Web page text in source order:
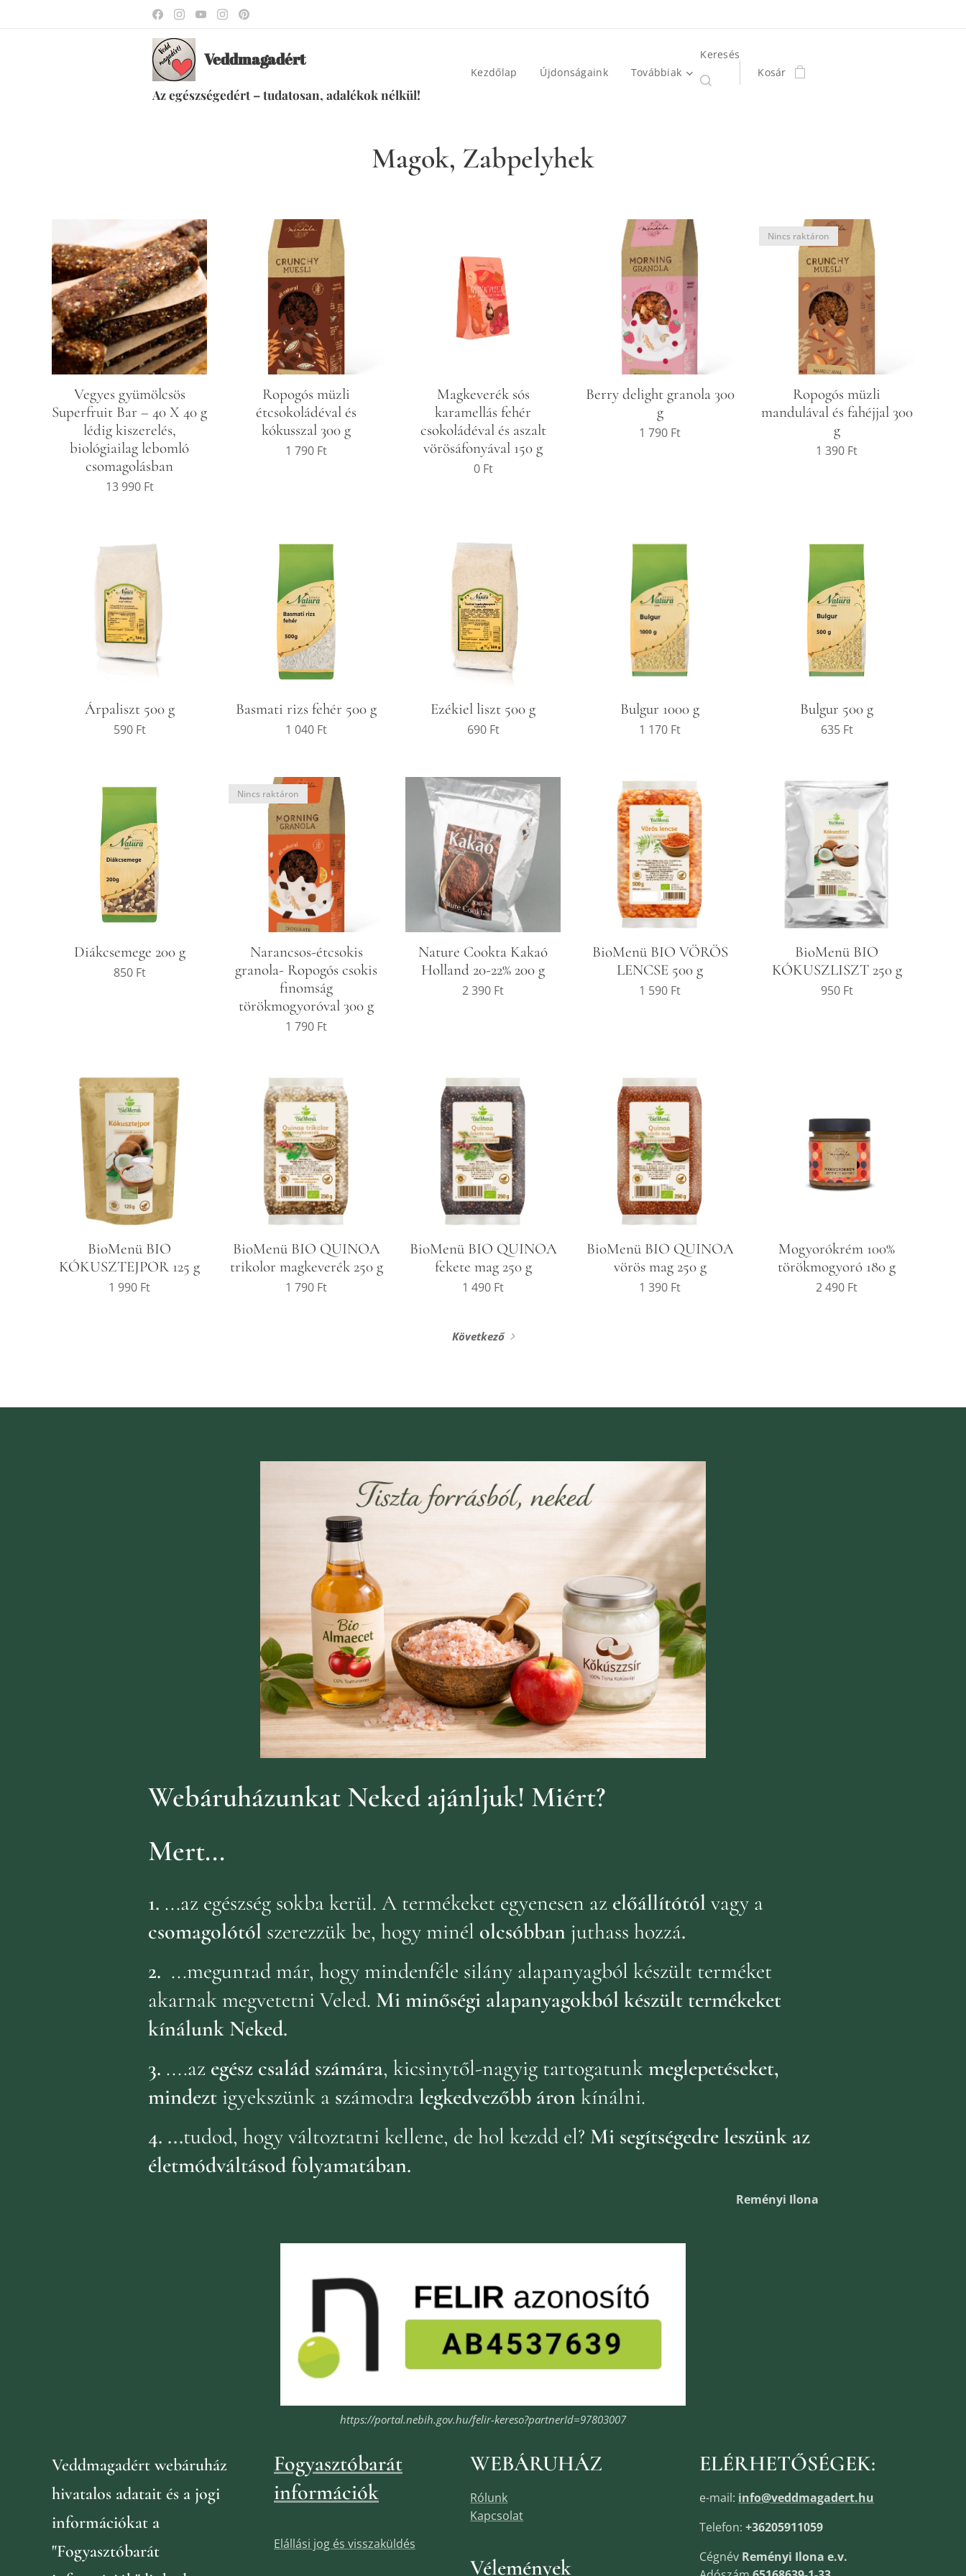
Veddmagadért
Az egészségedért – tudatosan, adalékok nélkül!
Kezdőlap Újdonságaink Továbbiak
Keresés
Kosár
Magok, Zabpelyhek
Vegyes gyümölcsös
Superfruit Bar – 40 X 40 g
lédig kiszerelés,
biológiailag lebomló
csomagolásban
13 990Ft
Ropogós müzli
étcsokoládéval és
kókusszal 300 g
1 790 Ft
Magkeverék sós
karamellás fehér
csokoládéval és aszalt
vörösáfonyával 150 g
0Ft
Berry delight granola 300
g
1 790 Ft
Ropogós müzli
mandulával és fahéjjal 300
g
Nincs raktáron
1 390 Ft
Árpaliszt 500 g
590Ft
Basmati rizs fehér 500 g
1 040 Ft
Ezékiel liszt 500 g
690Ft
Bulgur 1000 g
1 170 Ft
Bulgur 500 g
635Ft
Diákcsemege 200 g
850Ft
Narancsos-étcsokis
granola- Ropogós csokis
finomság
törökmogyoróval 300 g
Nincs raktáron
1 790 Ft
Nature Cookta Kakaó
Holland 20-22% 200 g
2 390 Ft
BioMenü BIO VÖRÖS
LENCSE 500 g
1 590 Ft
BioMenü BIO
KÓKUSZLISZT 250 g
950Ft
BioMenü BIO
KÓKUSZTEJPOR 125 g
1 990 Ft
BioMenü BIO QUINOA
trikolor magkeverék 250 g
1 790 Ft
BioMenü BIO QUINOA
fekete mag 250 g
1 490 Ft
BioMenü BIO QUINOA
vörös mag 250 g
1 390 Ft
Mogyorókrém 100%
törökmogyoró 180 g
2 490 Ft
Következő
Webáruházunkat Neked ajánljuk! Miért?
Mert...
1. ...az egészség sokba kerül. A termékeket egyenesen az előállítótól vagy a
csomagolótól szerezzük be, hogy minél olcsóbban juthass hozzá.
2. ...meguntad már, hogy mindenféle silány alapanyagból készült terméket
akarnak megvetetni Veled. Mi minőségi alapanyagokból készült termékeket
kínálunk Neked.
3. ....az egész család számára, kicsinytől-nagyig tartogatunkmeglepetéseket,
mindezt igyekszünk aszámodralegkedvezőbb áron kínálni.
4. ...tudod, hogy változtatni kellene, de hol kezdd el? Mi segítségedre leszünk az
életmódváltásod folyamatában.
Reményi Ilona
https://portal.nebih.gov.hu/felir-kereso?partnerId=97803007
Veddmagadért webáruház
hivatalos adatait és a jogi
információkat a
"Fogyasztóbarát
Fogyasztóbarát
információk
Elállási jog és visszaküldés
WEBÁRUHÁZ
Rólunk
Kapcsolat
Vélemények
ELÉRHETŐSÉGEK:
e-mail: info@veddmagadert.hu
Telefon: +36205911059
Cégnév Reményi Ilona e.v.